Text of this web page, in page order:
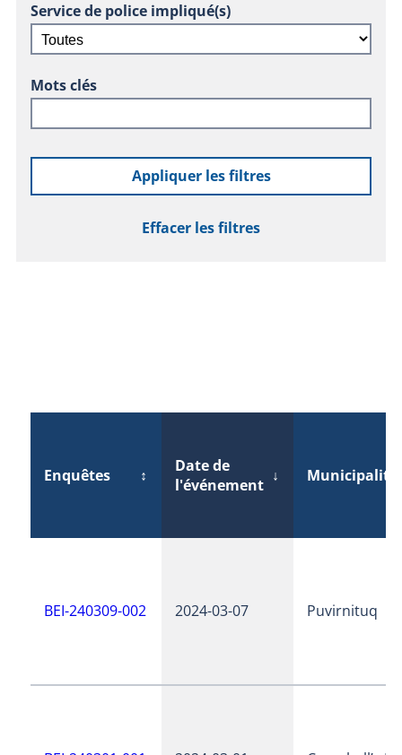
Service de police impliqué(s)
Mots clés
Appliquer les filtres
Effacer les filtres
Enquêtes ↕
Date de
l'événement ↓ Municipalité
BEI-240309-002 2024-03-07 Puvirnituq